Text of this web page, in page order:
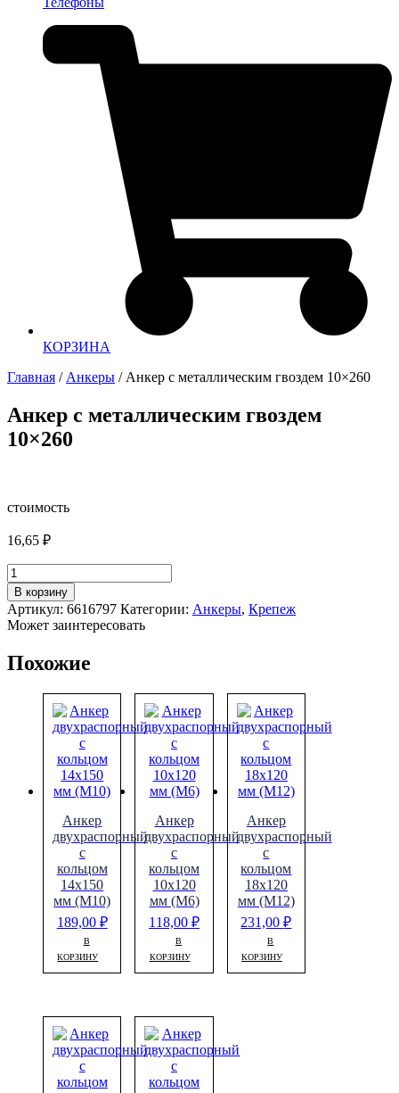
КОРЗИНА
Главная / Анкеры / Анкер с металлическим гвоздем 10×260
Анкер с металлическим гвоздем
10×260
стоимость
16,65 ₽
Количество
товара
Анкер
с
металлическим
10x260
В корзину
Артикул: 6616797 Категории: Анкеры, Крепеж
Может заинтересовать
Похожие
Анкер
двухраспорный
с
кольцом
14х150
мм (М10)
189,00 ₽
В
КОРЗИНУ
Анкер
двухраспорный
с
кольцом
10х120
мм (М6)
118,00₽
В
КОРЗИНУ
Анкер
двухраспорный
с
кольцом
18х120
мм (М12)
231,00₽
В
КОРЗИНУ